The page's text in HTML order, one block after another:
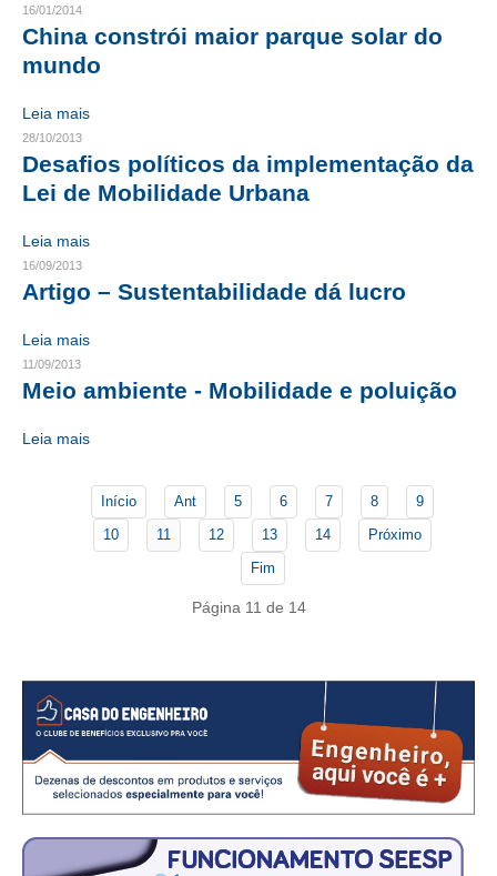
CONTATO
ENGENHEIRO EMPREENDEDOR
SEESP EDUCAÇÃO
BENEFÍCIOS
CONVÊNIOS
CONSÓRCIOS
CAMPANHAS SALARIAIS
NOTÍCIAS
CONTEÚDO ESPECIAL
AGENDA
SEESP NOTÍCIAS
16/01/2014
China constrói maior parque solar do
mundo
Leia mais
28/10/2013
Desafios políticos da implementação da
Lei de Mobilidade Urbana
Leia mais
16/09/2013
Artigo – Sustentabilidade dá lucro
Leia mais
11/09/2013
Meio ambiente - Mobilidade e poluição
Leia mais
Início Ant 5 6 7 8
9
10
11 12 13 14
Próximo
Fim
Página 11 de 14